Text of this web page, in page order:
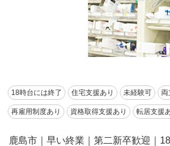
18時台には終了 住宅支援あり 未経験可 両
再雇用制度あり 資格取得支援あり 転居支援
鹿島市｜早い終業｜第二新卒歓迎｜